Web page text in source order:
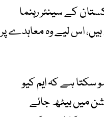
کے سینئر رہنما
اس لیے وہ معاہدے پر
سکتا ہے کہ ایم کیو
کے ساتھ اپوزیشن میں بیٹھ جائے